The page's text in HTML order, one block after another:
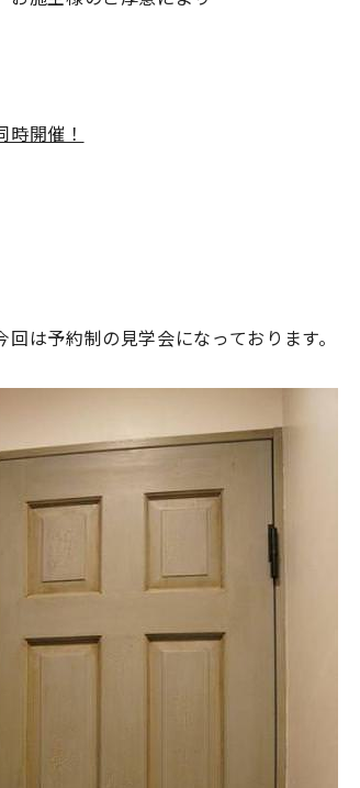
開催！
は予約制の見学会になっております。